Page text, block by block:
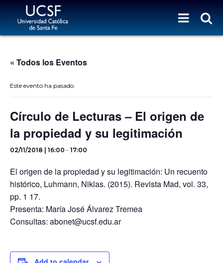
« Todos los Eventos
Este evento ha pasado.
Círculo de Lecturas – El origen de
la propiedad y su legitimación
02/11/2018 | 16:00 - 17:00
El origen de la propiedad y su legitimación: Un recuento
histórico, Luhmann, Niklas. (2015). Revista Mad, vol. 33,
pp. 1 17.
Presenta: María José Álvarez Tremea
Consultas: abonet@ucsf.edu.ar